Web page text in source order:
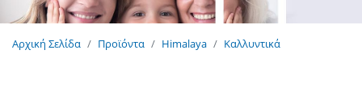
Αρχική Σελίδα Προϊόντα Himalaya Καλλυντικά